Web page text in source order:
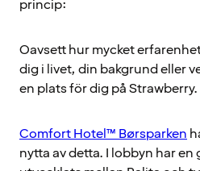
princip:
Oavsett hur mycket
dig i livet, din bakgrund eller
en plats för dig på Strawberry.
Comfort Hotel™ Børsparken
nytta av detta. I lobbyn har